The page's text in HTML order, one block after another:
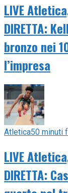
LIVE
DIRETTA:
bronzo nei
l’impresa
Atletica50 minuti
LIVE
DIRETTA: